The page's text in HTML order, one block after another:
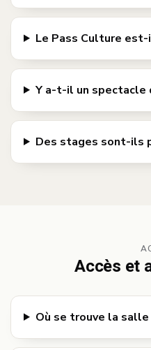
Le Pass Culture
Y a-t-il un spectacle
Des stages sont-ils
Accès et
Où se trouve la salle